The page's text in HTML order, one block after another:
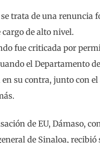
trata de una renuncia
de alto nivel.
fue criticada por
el Departamento
su contra, junto con
de EU, Dámaso,
de Sinaloa,